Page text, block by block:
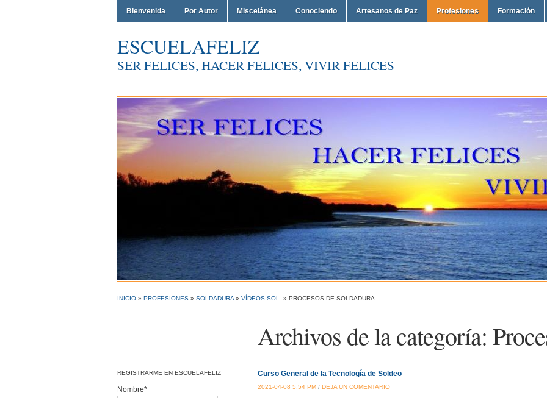
Bienvenida Por Autor Miscelánea Conociendo Artesanos de Paz Profesiones Formación
ESCUELAFELIZ
SER FELICES, HACER FELICES, VIVIR FELICES
INICIO » PROFESIONES » SOLDADURA » VÍDEOS SOL. » PROCESOS DE SOLDADURA
Archivos de la categoría:
REGISTRARME EN ESCUELAFELIZ
Nombre*
Curso General de la Tecnología de Soldeo
2021-04-08 5:54 PM / DEJA UN COMENTARIO